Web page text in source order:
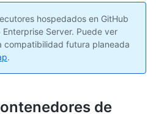
hospedados en GitHub
Server. Puede ver
compatibilidad futura planeada
.
de